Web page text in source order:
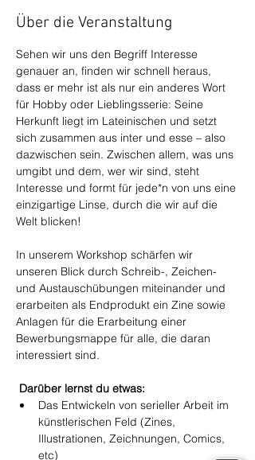
Über die Veranstaltung
Sehen wir uns den Begriff Interesse
genauer an, finden wir schnell heraus,
dass er mehr ist als nur ein anderes Wort
für Hobby oder Lieblingsserie: Seine
Herkunft liegt im Lateinischen und setzt
sich zusammen aus inter und esse – also
dazwischen sein. Zwischen allem, was uns
umgibt und dem, wer wir sind, steht
Interesse und formt für jede*n von uns eine
einzigartige Linse, durch die wir auf die
Welt blicken!
In unserem Workshop schärfen wir
unseren Blick durch Schreib-, Zeichen-
und Austauschübungen miteinander und
erarbeiten als Endprodukt ein Zine sowie
Anlagen für die Erarbeitung einer
Bewerbungsmappe für alle, die daran
interessiert sind.
Darüber lernst du etwas:
Das Entwickeln von serieller Arbeit im
künstlerischen Feld (Zines,
Illustrationen, Zeichnungen, Comics,
etc)